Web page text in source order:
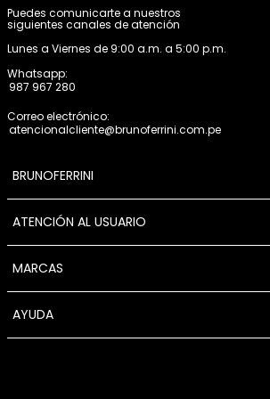
Puedes comunicarte a nuestros
siguientes canales de atención
Lunes a Viernes de 9:00 a.m. a 5:00 p.m.
Whatsapp:
987 967 280
Correo electrónico:
atencionalcliente@brunoferrini.com.pe
BRUNOFERRINI
ATENCIÓN AL USUARIO
MARCAS
AYUDA